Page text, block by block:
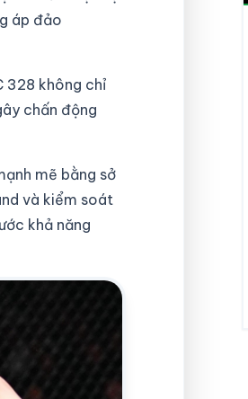
áp đảo
328 không chỉ
chấn động
mẽ bằng sở
và kiểm soát
khả năng